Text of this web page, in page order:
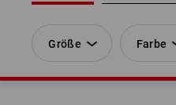
Größe Farbe